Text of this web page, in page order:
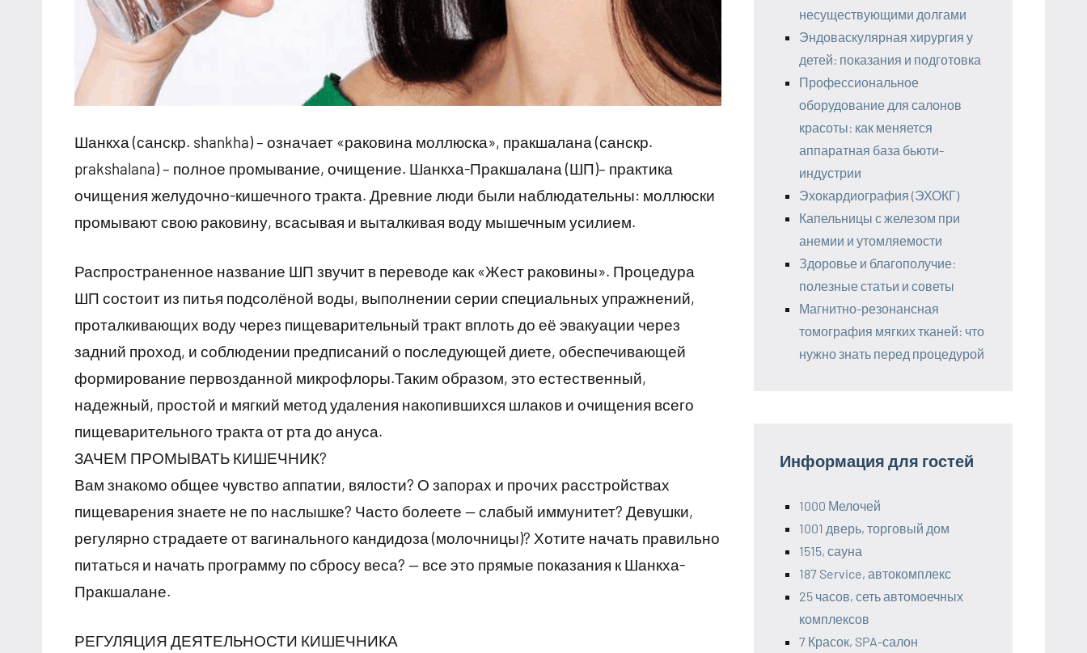
Шанкха (санскр. shankha) – означает «раковина моллюска», пракшалана (санскр.
prakshalana) – полное промывание, очищение. Шанкха-Пракшалана (ШП)– практика
очищения желудочно-кишечного тракта. Древние люди были наблюдательны: моллюски
промывают свою раковину, всасывая и выталкивая воду мышечным усилием.
Распространенное название ШП звучит в переводе как «Жест раковины». Процедура
ШП состоит из питья подсолёной воды, выполнении серии специальных упражнений,
проталкивающих воду через пищеварительный тракт вплоть до её эвакуации через
задний проход, и соблюдении предписаний о последующей диете, обеспечивающей
формирование первозданной микрофлоры.Таким образом, это естественный,
надежный, простой и мягкий метод удаления накопившихся шлаков и очищения всего
пищеварительного тракта от рта до ануса.
ЗАЧЕМ ПРОМЫВАТЬ КИШЕЧНИК?
Вам знакомо общее чувство аппатии, вялости? О запорах и прочих расстройствах
пищеварения знаете не по наслышке? Часто болеете — слабый иммунитет? Девушки,
регулярно страдаете от вагинального кандидоза (молочницы)? Хотите начать правильно
питаться и начать программу по сбросу веса? — все это прямые показания к Шанкха-
Пракшалане.
РЕГУЛЯЦИЯ ДЕЯТЕЛЬНОСТИ КИШЕЧНИКА
несуществующими долгами
Эндоваскулярная хирургия у
детей: показания и подготовка
Профессиональное
оборудование для салонов
красоты: как меняется
аппаратная база бьюти-
индустрии
Эхокардиография (ЭХОКГ)
Капельницы с железом при
анемии и утомляемости
Здоровье и благополучие:
полезные статьи и советы
Магнитно-резонансная
томография мягких тканей: что
нужно знать перед процедурой
Информация для гостей
1000 Мелочей
1001 дверь, торговый дом
1515, сауна
187 Service, автокомплекс
25 часов, сеть автомоечных
комплексов
7 Красок, SPA-салон